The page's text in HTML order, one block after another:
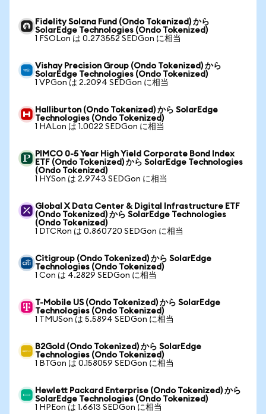
Fidelity Solana Fund (Ondo Tokenized) から
SolarEdge Technologies (Ondo Tokenized)
1 FSOLon は 0.273552 SEDGon に相当
Vishay Precision Group (Ondo Tokenized) から
SolarEdge Technologies (Ondo Tokenized)
1 VPGon は 2.2094 SEDGon に相当
Halliburton (Ondo Tokenized) から SolarEdge
Technologies (Ondo Tokenized)
1 HALon は 1.0022 SEDGon に相当
PIMCO 0-5 Year High Yield Corporate Bond Index
ETF (Ondo Tokenized) から SolarEdge Technologies
(Ondo Tokenized)
1 HYSon は 2.9743 SEDGon に相当
Global X Data Center & Digital Infrastructure ETF
(Ondo Tokenized) から SolarEdge Technologies
(Ondo Tokenized)
1 DTCRon は 0.860720 SEDGon に相当
Citigroup (Ondo Tokenized) から SolarEdge
Technologies (Ondo Tokenized)
1 Con は 4.2829 SEDGon に相当
T-Mobile US (Ondo Tokenized) から SolarEdge
Technologies (Ondo Tokenized)
1 TMUSon は 5.5894 SEDGon に相当
B2Gold (Ondo Tokenized) から SolarEdge
Technologies (Ondo Tokenized)
1 BTGon は 0.158059 SEDGon に相当
Hewlett Packard Enterprise (Ondo Tokenized) から
SolarEdge Technologies (Ondo Tokenized)
1 HPEon は 1.6613 SEDGon に相当